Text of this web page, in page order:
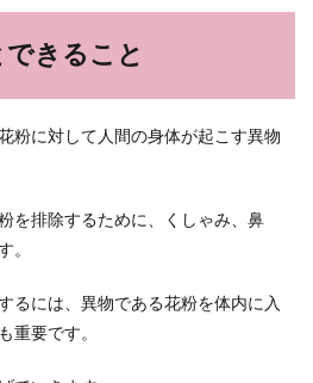
きること
粉に対して人間の身体が起こす異物
を排除するために、くしゃみ、鼻
。
るには、異物である花粉を体内に入
重要です。